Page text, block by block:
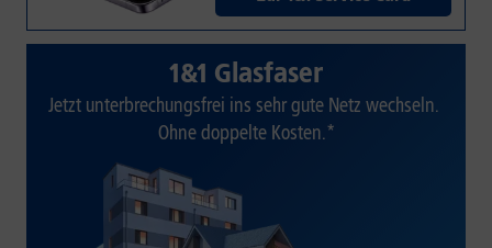
1&1 Glasfaser
Jetzt unterbrechungsfrei ins sehr gute Netz wechseln.
Ohne doppelte Kosten.*